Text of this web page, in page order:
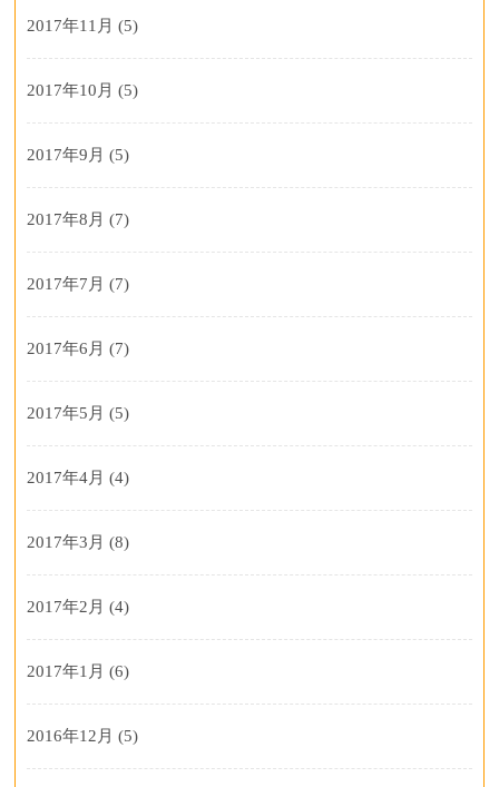
2017年11月 (5)
2017年10月 (5)
2017年9月 (5)
2017年8月 (7)
2017年7月 (7)
2017年6月 (7)
2017年5月 (5)
2017年4月 (4)
2017年3月 (8)
2017年2月 (4)
2017年1月 (6)
2016年12月 (5)